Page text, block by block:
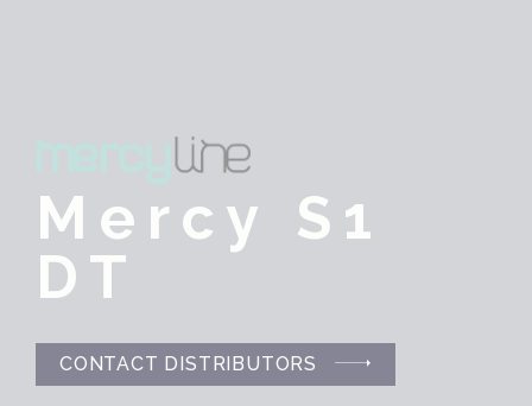
Mercy S1
DT
CONTACT DISTRIBUTORS